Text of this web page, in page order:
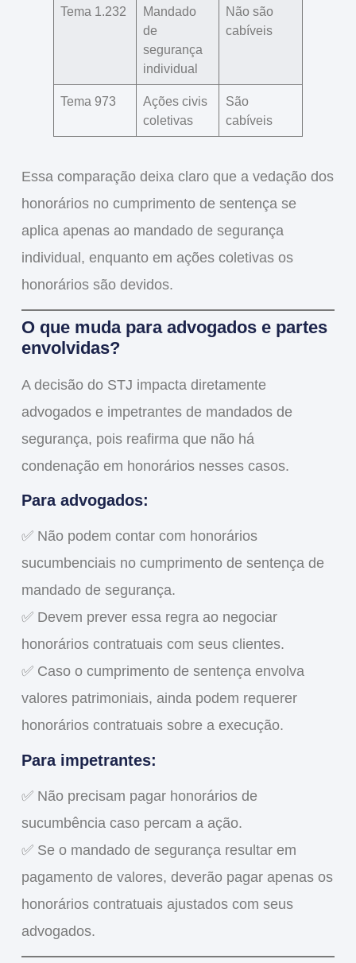
Tema 1.232
Mandado
de
segurança
individual
Não são
cabíveis
Tema 973
Ações civis
coletivas
São
cabíveis
Essa comparação deixa claro que a vedação dos
honorários no cumprimento de sentença se
aplica apenas ao mandado de segurança
individual, enquanto em ações coletivas os
honorários são devidos.
O que muda para advogados e partes
envolvidas?
A decisão do STJ impacta diretamente
advogadose impetrantes de mandados de
segurança, pois reafirma que não há
condenação em honoráriosnesses casos.
Para advogados:
✅ Não podem contar com honorários
sucumbenciaisno cumprimento de sentença de
mandado de segurança.
✅ Devem prever essa regra ao negociar
honorários contratuaiscom seus clientes.
✅ Caso o cumprimento de sentença envolva
valores patrimoniais, ainda podem requerer
honorários contratuais sobre a execução.
Para impetrantes:
✅ Não precisam pagar honorários de
sucumbência caso percam a ação.
✅ Se o mandado de segurança resultar em
pagamento de valores, deverão pagar apenas os
honorários contratuais ajustados com seus
advogados.